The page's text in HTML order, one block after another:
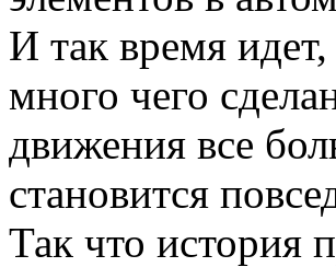
И так время
много чего
движения все
становится
Так что история